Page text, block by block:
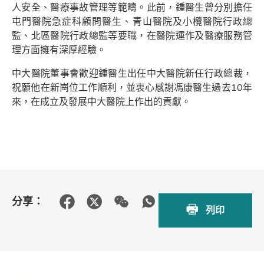
人安全、醫療事故管理等範疇。此前，鍾醫生曾分別擔任
屯門醫院急症科顧問醫生、青山醫院及小欖醫院行政總
監、北區醫院行政總監等要職，在醫院運作及醫療服務管
理方面擁有深厚經驗。
中大醫院董事會歡迎鍾醫生出任中大醫院新任行政總裁，
祝願他在新崗位工作順利，並衷心感謝馮康醫生過去10年
來，在成立及發展中大醫院上作出的貢獻。
分享：
列印